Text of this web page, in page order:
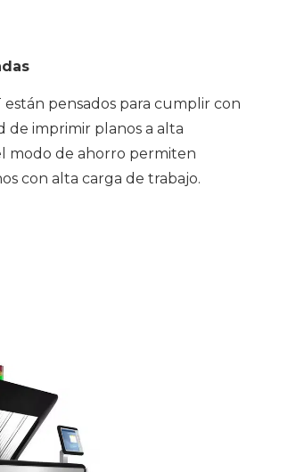
están pensados ​​para cumplir con
de imprimir planos a alta
modo de ahorro permiten
con alta carga de trabajo.